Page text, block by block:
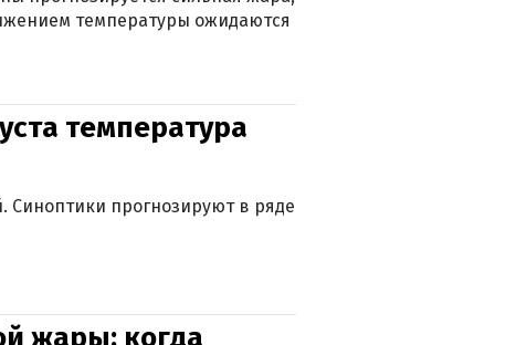
температуры ожидаются
температура
Синоптики прогнозируют в ряде
жары: когда